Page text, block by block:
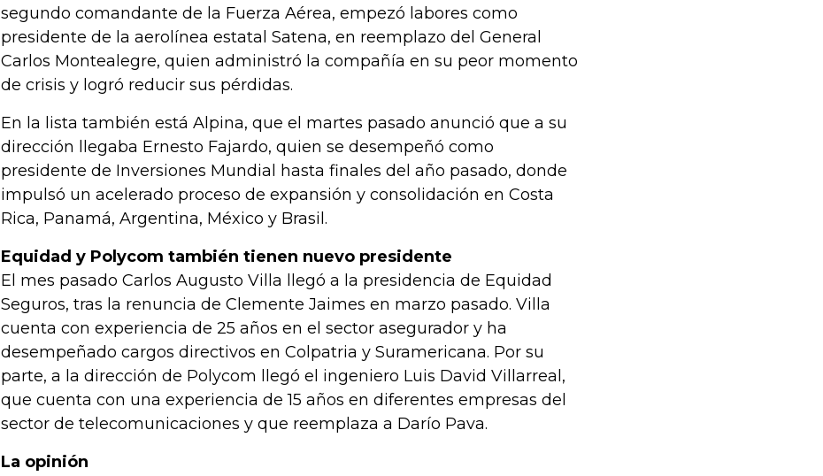
segundo comandante de la Fuerza Aérea, empezó labores como
presidente de la aerolínea estatal Satena, en reemplazo del General
Carlos Montealegre, quien administró la compañía en su peor momento
de crisis y logró reducir sus pérdidas.
En la lista también está Alpina, que el martes pasado anunció que a su
dirección llegaba Ernesto Fajardo, quien se desempeñó como
presidente de Inversiones Mundial hasta finales del año pasado, donde
impulsó un acelerado proceso de expansión y consolidación en Costa
Rica, Panamá, Argentina, México y Brasil.
Equidad y Polycom también tienen nuevo presidente
El mes pasado Carlos Augusto Villa llegó a la presidencia de Equidad
Seguros, tras la renuncia de Clemente Jaimes en marzo pasado. Villa
cuenta con experiencia de 25 años en el sector asegurador y ha
desempeñado cargos directivos en Colpatria y Suramericana. Por su
parte, a la dirección de Polycom llegó el ingeniero Luis David Villarreal,
que cuenta con una experiencia de 15 años en diferentes empresas del
sector de telecomunicaciones y que reemplaza a Darío Pava.
La opinión